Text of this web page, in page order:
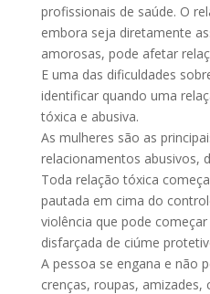
profissionais de saúde. O
embora seja diretamente
amorosas, pode afetar
E uma das dificuldades
identificar quando uma
tóxica e abusiva.
As mulheres são as
relacionamentos abusivos,
Toda relação tóxica
pautada em cima do
violência que pode
disfarçada de ciúme
A pessoa se engana e não
crenças, roupas,